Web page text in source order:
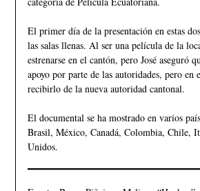
El primer día de la presentación en estas
las salas llenas. Al ser una película de la
estrenarse en el cantón, pero José aseguró
apoyo por parte de las autoridades, pero en
recibirlo de la nueva autoridad cantonal.
El documental se ha mostrado en varios
Brasil, México, Canadá, Colombia, Chile,
Unidos.